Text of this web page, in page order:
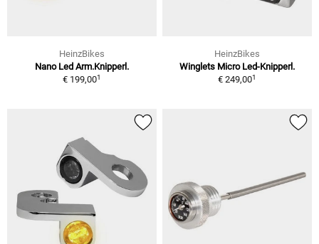
HeinzBikes
Nano Led Arm.Knipperl.
€ 199,001
HeinzBikes
Winglets Micro Led-Knipperl.
€ 249,001